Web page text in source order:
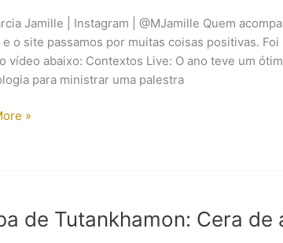
Jamille | Instagram | @MJamille Quem
e o site passamos por muitas coisas positivas.
vídeo abaixo: Contextos Live: O ano teve um
para ministrar uma palestra
»
de Tutankhamon: Cera de